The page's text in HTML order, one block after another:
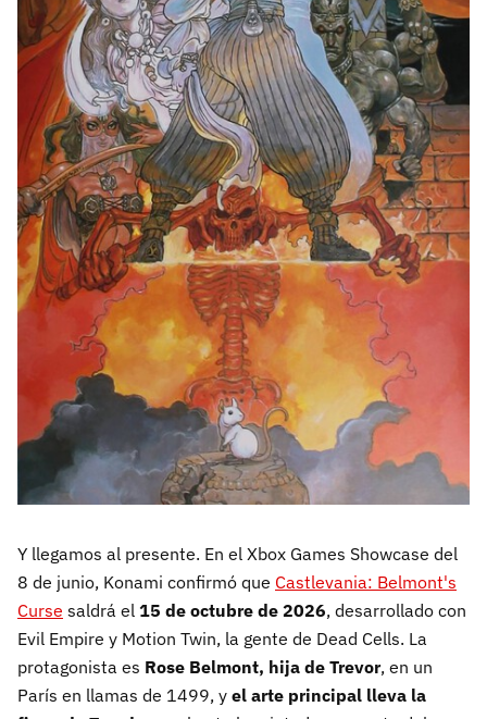
Y llegamos al presente. En el Xbox Games Showcase del
8 de junio, Konami confirmó que Castlevania: Belmont's
Curse saldrá el 15 de octubre de 2026, desarrollado con
Evil Empire y Motion Twin, la gente de Dead Cells. La
protagonista es Rose Belmont, hija de Trevor, en un
París en llamas de 1499, y el arte principal lleva la